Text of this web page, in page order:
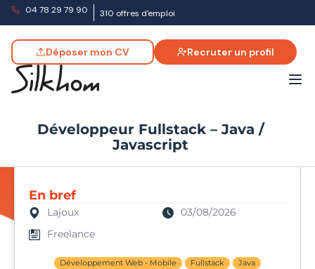
04 78 29 79 90 310 offres d'emploi
Déposer mon CV Recruter un profil
Développeur Fullstack – Java /
Javascript
En bref
Lajoux
Freelance
03/08/2026
Développement Web - Mobile Fullstack
Java